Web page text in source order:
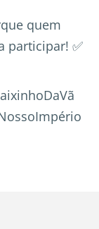
quem
participar! ✅